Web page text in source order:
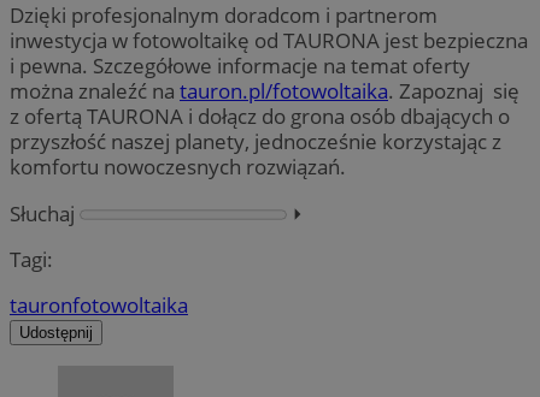
Dzięki profesjonalnym doradcom i partnerom
inwestycja w fotowoltaikę od TAURONA jest bezpieczna
i pewna. Szczegółowe informacje na temat oferty
można znaleźć na tauron.pl/fotowoltaika. Zapoznaj się
z ofertą TAURONA i dołącz do grona osób dbających o
przyszłość naszej planety, jednocześnie korzystając z
komfortu nowoczesnych rozwiązań.
Słuchaj
⏵︎
Tagi:
tauronfotowoltaika
Udostępnij